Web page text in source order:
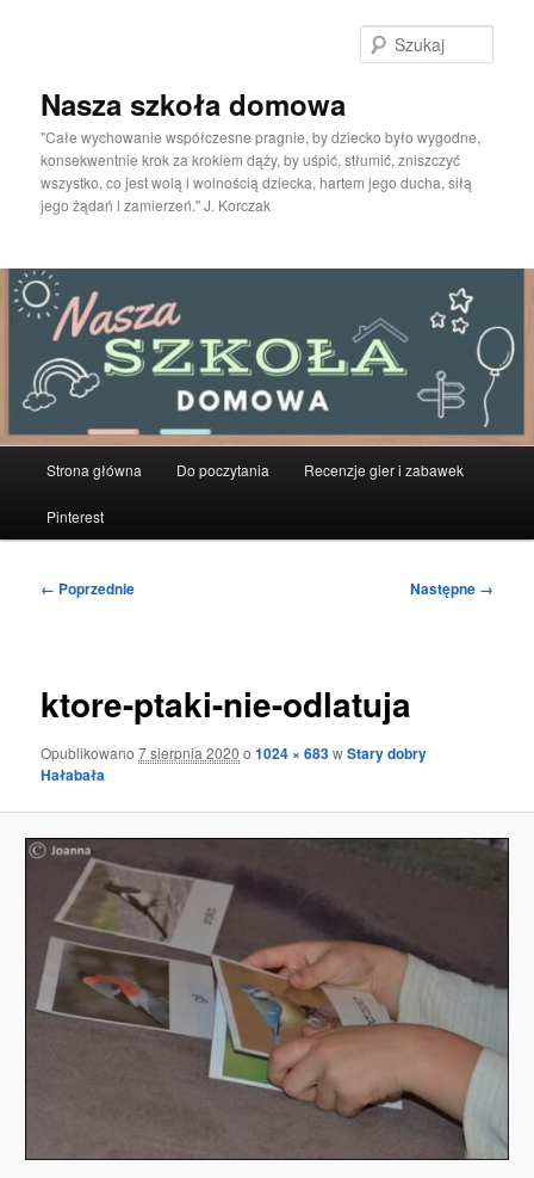
Nasza szkoła domowa
"Całe wychowanie współczesne pragnie, by dziecko było wygodne,
konsekwentnie krok za krokiem dąży, by uśpić, stłumić, zniszczyć
wszystko, co jest wolą i wolnością dziecka, hartem jego ducha, siłą
jego żądań i zamierzeń." J. Korczak
Strona główna Do poczytania Recenzje gier i zabawek
Pinterest
Nawigacja
← Poprzednie Następne →
ktore-ptaki-nie-odlatuja
Opublikowano7 sierpnia 2020 o1024 × 683wStary dobry
Hałabała